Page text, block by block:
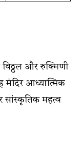
विठ्ठल और रुक्मिणी
मंदिर आध्यात्मिक
सांस्कृतिक महत्व